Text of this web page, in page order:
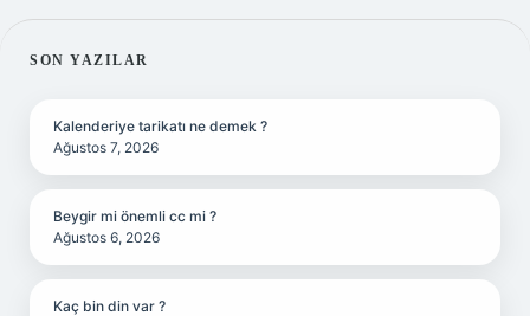
SIDEBAR
SON YAZILAR
Kalenderiye tarikatı ne demek ?
Ağustos 7, 2026
Beygir mi önemli cc mi ?
Ağustos 6, 2026
Kaç bin din var ?